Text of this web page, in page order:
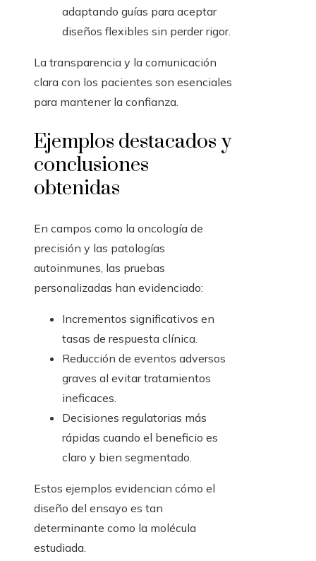
adaptando guías para aceptar
diseños flexibles sin perder rigor.
La transparencia y la comunicación
clara con los pacientes son esenciales
para mantener la confianza.
Ejemplos destacados y
conclusiones
obtenidas
En campos como la oncología de
precisión y las patologías
autoinmunes, las pruebas
personalizadas han evidenciado:
Incrementos significativos en
tasas de respuesta clínica.
Reducción de eventos adversos
graves al evitar tratamientos
ineficaces.
Decisiones regulatorias más
rápidas cuando el beneficio es
claro y bien segmentado.
Estos ejemplos evidencian cómo el
diseño del ensayo es tan
determinante como la molécula
estudiada.